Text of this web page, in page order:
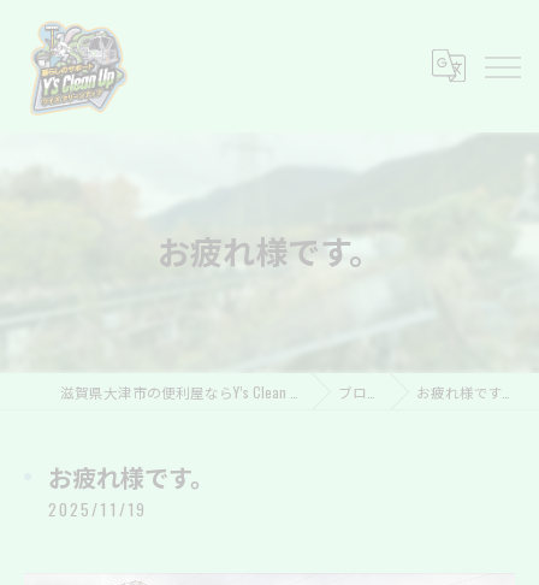
お疲れ様です。
ブログ お疲れ様です。
お疲れ様です。
2025/11/19